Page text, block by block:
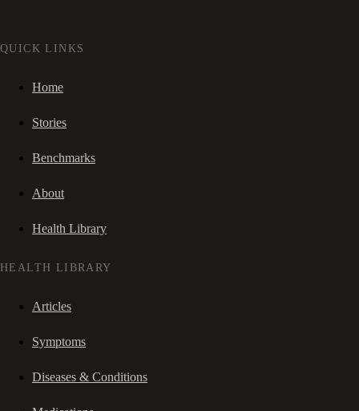
QUICK LINKS
Home
Stories
Benchmarks
About
Health Library
HEALTH LIBRARY
Articles
Symptoms
Diseases & Conditions